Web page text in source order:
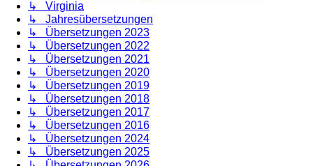
↳ Virginia
↳ Jahresübersetzungen
↳ Übersetzungen 2023
↳ Übersetzungen 2022
↳ Übersetzungen 2021
↳ Übersetzungen 2020
↳ Übersetzungen 2019
↳ Übersetzungen 2018
↳ Übersetzungen 2017
↳ Übersetzungen 2016
↳ Übersetzungen 2024
↳ Übersetzungen 2025